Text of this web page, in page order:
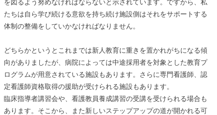
を図るよう努めなければならないと示されています。ですから、私
たちは自ら学び続ける意欲を持ち続け施設側はそれをサポートする
体制の整備をしていかなければなりません。
どちらかというとこれまでは新人教育に重きを置かれがちになる傾
向がありましたが、病院によっては中途採用者を対象とした教育プ
ログラムが用意されている施設もあります。さらに専門看護師、認
定看護師資格取得の援助が受けられる施設もあります。
臨床指導者講習会や、看護教員養成講習の受講を受けられる場合も
あります。そこから、また新しいステップアップの道が開かれる可